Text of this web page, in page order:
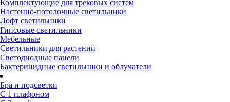
Комплектующие для трековых систем
Настенно-потолочные светильники
Лофт светильники
Гипсовые светильники
Мебельные
Светильники для растений
Светодиодные панели
Бактерицидные светильники и облучатели
Бра и подсветки
С 1 плафоном